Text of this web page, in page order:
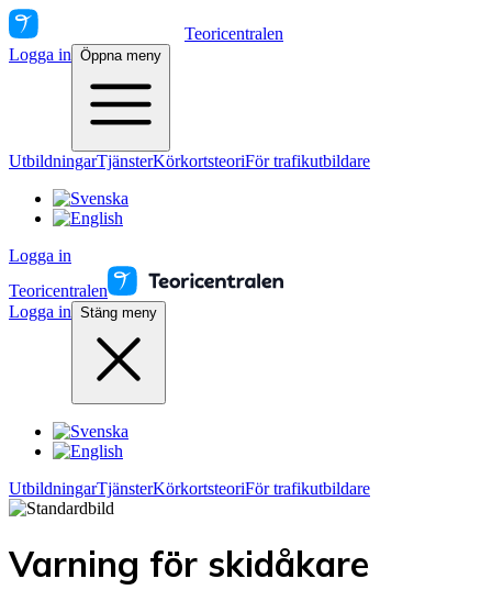
Teoricentralen
Logga in Öppna meny
UtbildningarTjänsterKörkortsteoriFör trafikutbildare
Logga in
Teoricentralen
Logga in Stäng meny
UtbildningarTjänsterKörkortsteoriFör trafikutbildare
Varning för skidåkare